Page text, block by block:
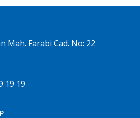
Mah. Farabi Cad. No: 22
19 19